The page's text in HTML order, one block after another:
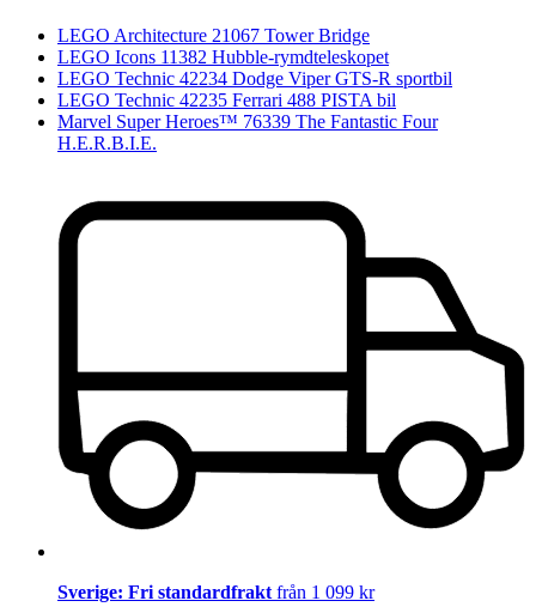
LEGO Architecture 21067 Tower Bridge
LEGO Icons 11382 Hubble-rymdteleskopet
LEGO Technic 42234 Dodge Viper GTS-R sportbil
LEGO Technic 42235 Ferrari 488 PISTA bil
Marvel Super Heroes™ 76339 The Fantastic Four
H.E.R.B.I.E.
Sverige: Fri standardfraktfrån 1 099 kr